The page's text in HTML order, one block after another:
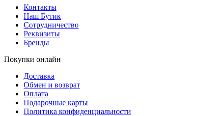
Контакты
Наш Бутик
Сотрудничество
Реквизиты
Бренды
Покупки онлайн
Доставка
Обмен и возврат
Оплата
Подарочные карты
Политика конфиденциальности